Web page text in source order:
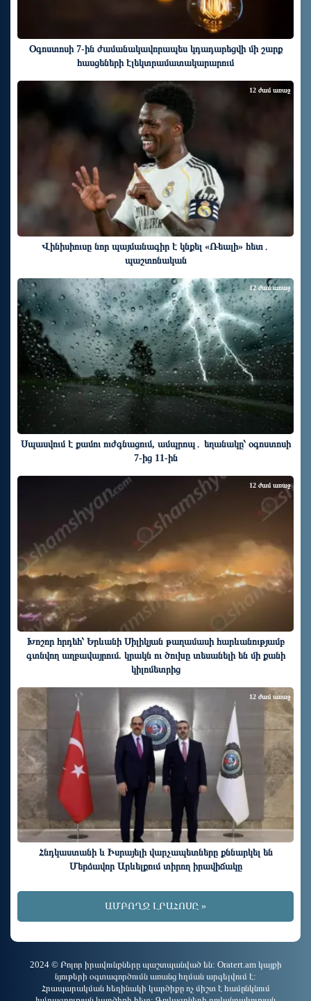
Օգոստոսի 7-ին ժամանակավորապես կդադարեցվի մի շարք
հասցեների էլեկտրամատակարարում
Վինիսիուսը նոր պայմանագիր է կնքել «Ռեալի» հետ․
պաշտոնական
12 ժամ առաջ
Սպասվում է քամու ուժգնացում, ամպրոպ․ եղանակը՝ օգոստոսի
7-ից 11-ին
12 ժամ առաջ
Խոշոր հրդեհ՝ Երևանի Սիլիկյան թաղամասի հարևանությամբ
գտնվող աղբավայրում. կրակն ու ծուխը տեսանելի են մի քանի
կիլոմետրից
12 ժամ առաջ
Հնդկաստանի և Իսրայելի վարչապետները քննարկել են
Մերձավոր Արևելքում տիրող իրավիճակը
12 ժամ առաջ
ԱՄԲՈՂՋ ԼՐԱՀՈՍԸ »
2024 © Բոլոր իրավունքները պաշտպանված են: Oratert.am կայքի
նյութերի օգտագործումն առանց հղման արգելվում է:
Հրապարակման հեղինակի կարծիքը ոչ միշտ է համընկնում